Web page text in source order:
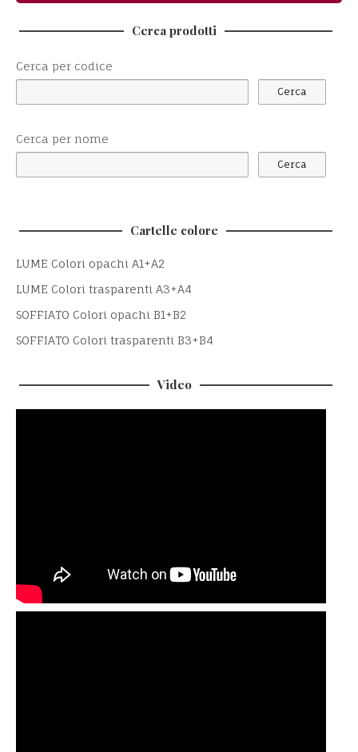
Cerca prodotti
Cerca per codice
Cerca per nome
Cartelle colore
LUME Colori opachi A1+A2
LUME Colori trasparenti A3+A4
SOFFIATO Colori opachi B1+B2
SOFFIATO Colori trasparenti B3+B4
Video